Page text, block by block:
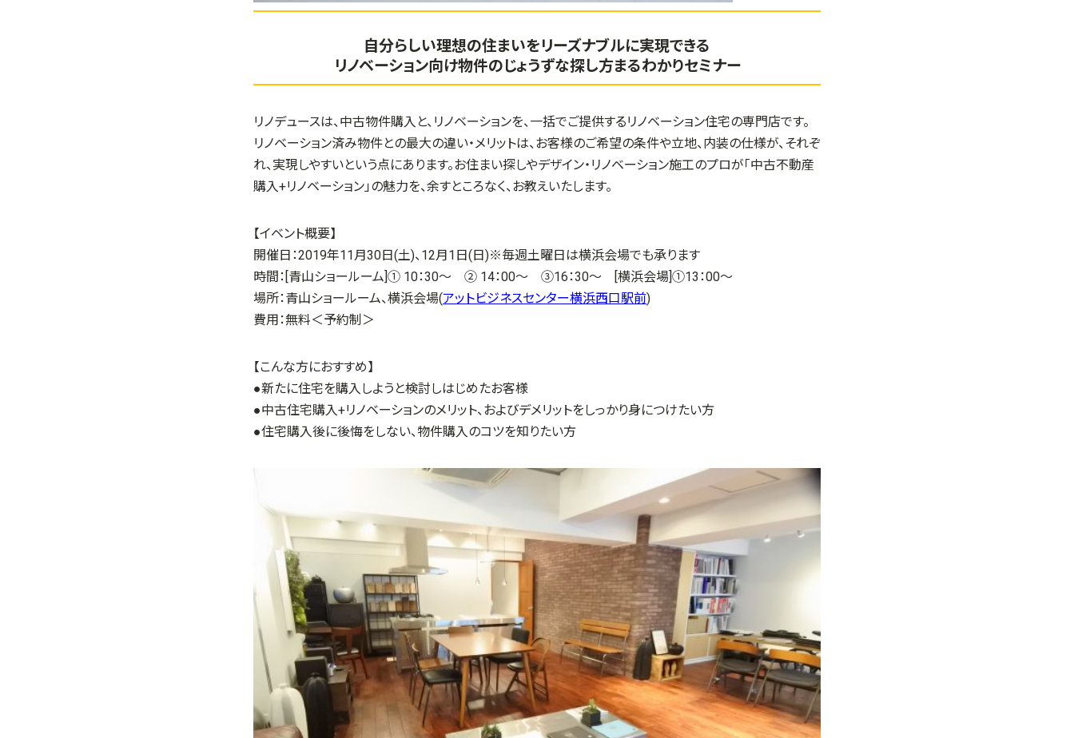
自分らしい理想の住まいをリーズナブルに実現できる
リノベーション向け物件のじょうずな探し方まるわかりセミナー
リノデュースは、中古物件購入と、リノベーションを、一括でご提供するリノベーション住宅の専門店です。
リノベーション済み物件との最大の違い・メリットは、お客様のご希望の条件や立地、内装の仕様が、それぞ
れ、実現しやすいという点にあります。お住まい探しやデザイン・リノベーション施工のプロが「中古不動産
購入+リノベーション」の魅力を、余すところなく、お教えいたします。
【イベント概要】
開催日：2019年11月30日(土)、12月1日(日)※毎週土曜日は横浜会場でも承ります
時間：[青山ショールーム]① 10：30～ ② 14：00～ ③16：30～ [横浜会場]①13：00～
場所：青山ショールーム、横浜会場(アットビジネスセンター横浜西口駅前)
費用：無料＜予約制＞
【こんな方におすすめ】
●新たに住宅を購入しようと検討しはじめたお客様
●中古住宅購入+リノベーションのメリット、およびデメリットをしっかり身につけたい方
●住宅購入後に後悔をしない、物件購入のコツを知りたい方